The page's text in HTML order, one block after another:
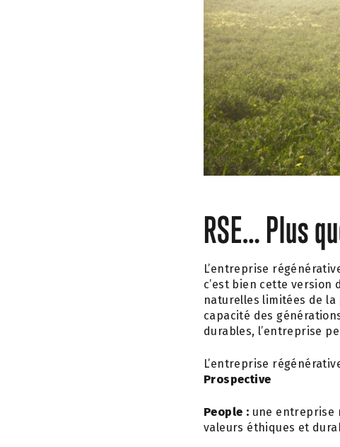
RSE… Plus
L’entreprise
c’est bien cette version
naturelles limitées de
capacité des
durables, l’entreprise
L’entreprise
Prospective
People : une entreprise
valeurs éthiques et